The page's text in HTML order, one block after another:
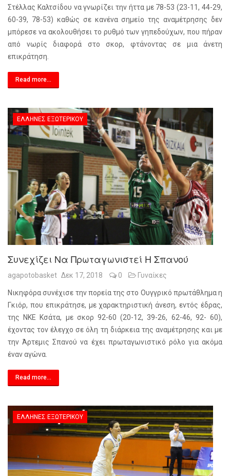
Στέλλας Καλτσίδου να γνωρίζει την ήττα με 78-53 (23-11, 44-29,
60-39, 78-53) καθώς σε κανένα σημείο της αναμέτρησης δεν
μπόρεσε να ακολουθήσει το ρυθμό των γηπεδούχων, που πήραν
από νωρίς διαφορά στο σκορ, φτάνοντας σε μια άνετη
επικράτηση.
Read more...
ΈΛΛΗΝΕΣ ΕΞΩΤΕΡΙΚΟΎ
Συνεχίζει Να Πρωταγωνιστεί Η Σπανού
agapotobasket Δεκ 17, 2018 0 Γυναίκες
Νικηφόρα συνέχισε την πορεία της στο Ουγγρικό πρωτάθλημα η
Γκιόρ, που επικράτησε, με χαρακτηριστική άνεση, εντός έδρας,
της ΝΚΕ Κσάτα, με σκορ 92-60 (20-12, 39-26, 62-46, 92- 60),
έχοντας τον έλεγχο σε όλη τη διάρκεια της αναμέτρησης και με
την Άρτεμις Σπανού να έχει πρωταγωνιστικό ρόλο για ακόμα
έναν αγώνα.
Read more...
ΈΛΛΗΝΕΣ ΕΞΩΤΕΡΙΚΟΎ